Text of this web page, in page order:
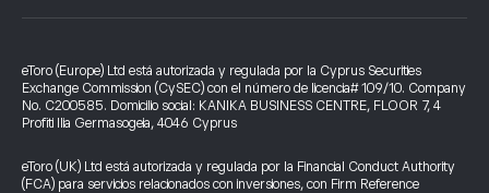
eToro (Europe) Ltd está autorizada y regulada por la Cyprus Securities
Exchange Commission (CySEC) con el número de licencia# 109/10. Company
No. C200585. Domicilio social: KANIKA BUSINESS CENTRE, FLOOR 7, 4
Profiti Ilia Germasogeia, 4046 Cyprus
eToro (UK) Ltd está autorizada y regulada por la Financial Conduct Authority
(FCA) para servicios relacionados con inversiones, con Firm Reference